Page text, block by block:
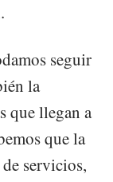
seguir
la
que llegan a
que la
servicios,